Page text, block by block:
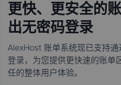
更快、更安全的
出无密码登录
AlexHost 账单系统现已支持
登录，为您提供更快速的账单
任的整体用户体验。